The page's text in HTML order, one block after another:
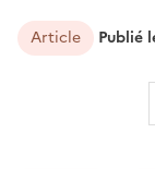
Article Publié